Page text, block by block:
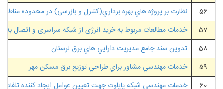
56
نظارت بر پروژه هاي بهره برداري(کنترل و بازرسی) در محدوده
57
خدمات مطالعات مربوط به خرید انرژی از شبکه سراسری و اتصال به
58
تدوين سند جامع مديريت دارايي هاي برق لرستان
59
خدمات مهندسي مشاور براي طراحي توزيع برق مسكن مهر
60
خدمات مهندسی شبکه پایلوت جهت تعیین عوامل ایجاد کننده